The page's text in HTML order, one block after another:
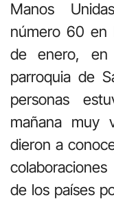
Manos
número 60 en
de enero,
parroquia de
personas
mañana muy
dieron a
de los países